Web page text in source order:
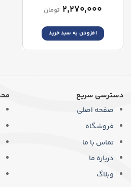
۲,۲۷۰,۰۰۰ تومان
افزودن به سبد خرید
دسترسی سریع
صفحه اصلی
فروشگاه
تماس با ما
درباره ما
وبلاگ